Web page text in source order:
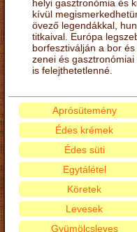
helyi gasztronómia és
kívül
övező legendákkal,
titkaival. Európa
borfesztiválján a bor
zenei és
is felejthetetlenné.
Aprósütemény
Édes krémek
Édes süti
Egytálétel
Köretek
Levesek
Gyümölcsleves